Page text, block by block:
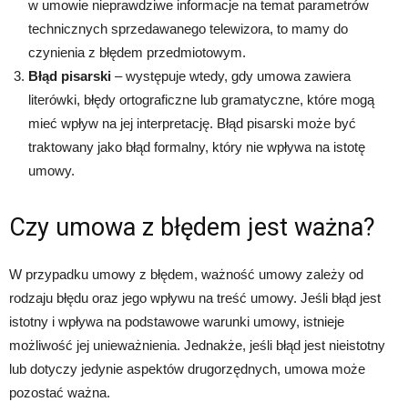
w umowie nieprawdziwe informacje na temat parametrów
technicznych sprzedawanego telewizora, to mamy do
czynienia z błędem przedmiotowym.
Błąd pisarski – występuje wtedy, gdy umowa zawiera
literówki, błędy ortograficzne lub gramatyczne, które mogą
mieć wpływ na jej interpretację. Błąd pisarski może być
traktowany jako błąd formalny, który nie wpływa na istotę
umowy.
Czy umowa z błędem jest ważna?
W przypadku umowy z błędem, ważność umowy zależy od
rodzaju błędu oraz jego wpływu na treść umowy. Jeśli błąd jest
istotny i wpływa na podstawowe warunki umowy, istnieje
możliwość jej unieważnienia. Jednakże, jeśli błąd jest nieistotny
lub dotyczy jedynie aspektów drugorzędnych, umowa może
pozostać ważna.